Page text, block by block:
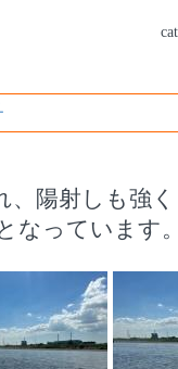
、陽射しも強
なっています